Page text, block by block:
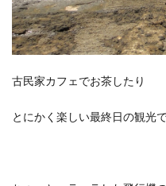
古民家カフェでお茶したり
とにかく楽しい最終日の観光